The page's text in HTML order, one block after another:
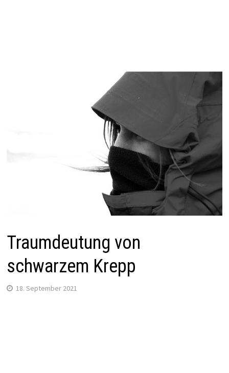
Traumdeutung von
schwarzem Krepp
18. September 2021